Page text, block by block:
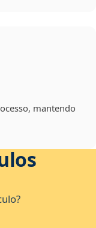
mantendo